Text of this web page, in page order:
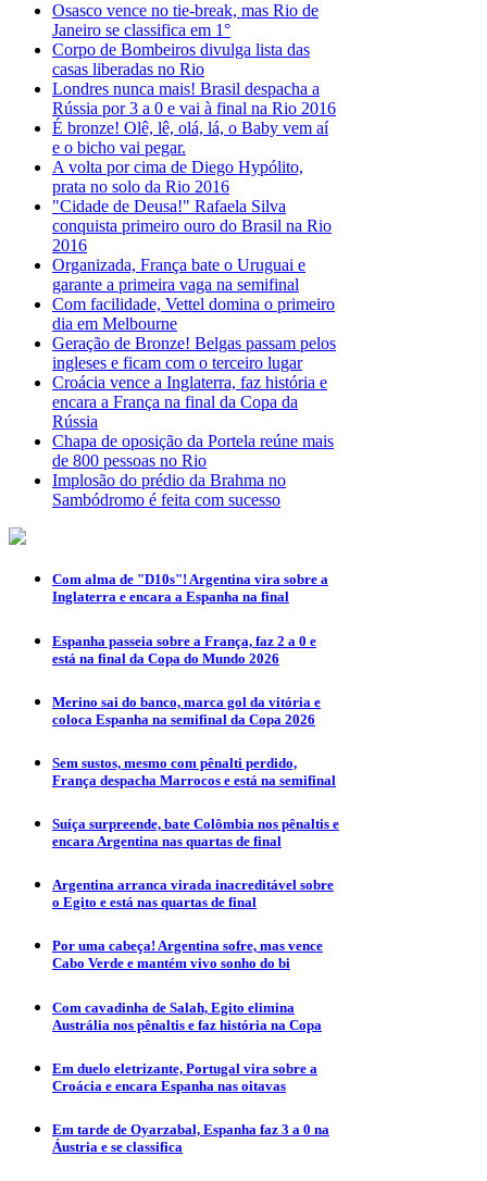
Osasco vence no tie-break, mas Rio de
Janeiro se classifica em 1°
Corpo de Bombeiros divulga lista das
casas liberadas no Rio
Londres nunca mais! Brasil despacha a
Rússia por 3 a 0 e vai à final na Rio 2016
É bronze! Olê, lê, olá, lá, o Baby vem aí
e o bicho vai pegar.
A volta por cima de Diego Hypólito,
prata no solo da Rio 2016
"Cidade de Deusa!" Rafaela Silva
conquista primeiro ouro do Brasil na Rio
2016
Organizada, França bate o Uruguai e
garante a primeira vaga na semifinal
Com facilidade, Vettel domina o primeiro
dia em Melbourne
Geração de Bronze! Belgas passam pelos
ingleses e ficam com o terceiro lugar
Croácia vence a Inglaterra, faz história e
encara a França na final da Copa da
Rússia
Chapa de oposição da Portela reúne mais
de 800 pessoas no Rio
Implosão do prédio da Brahma no
Sambódromo é feita com sucesso
Com alma de "D10s"! Argentina vira sobre a
Inglaterra e encara a Espanha na final
Espanha passeia sobre a França, faz 2 a 0 e
está na final da Copa do Mundo 2026
Merino sai do banco, marca gol da vitória e
coloca Espanha na semifinal da Copa 2026
Sem sustos, mesmo com pênalti perdido,
França despacha Marrocos e está na semifinal
Suíça surpreende, bate Colômbia nos pênaltis e
encara Argentina nas quartas de final
Argentina arranca virada inacreditável sobre
o Egito e está nas quartas de final
Por uma cabeça! Argentina sofre, mas vence
Cabo Verde e mantém vivo sonho do bi
Com cavadinha de Salah, Egito elimina
Austrália nos pênaltis e faz história na Copa
Em duelo eletrizante, Portugal vira sobre a
Croácia e encara Espanha nas oitavas
Em tarde de Oyarzabal, Espanha faz 3 a 0 na
Áustria e se classifica